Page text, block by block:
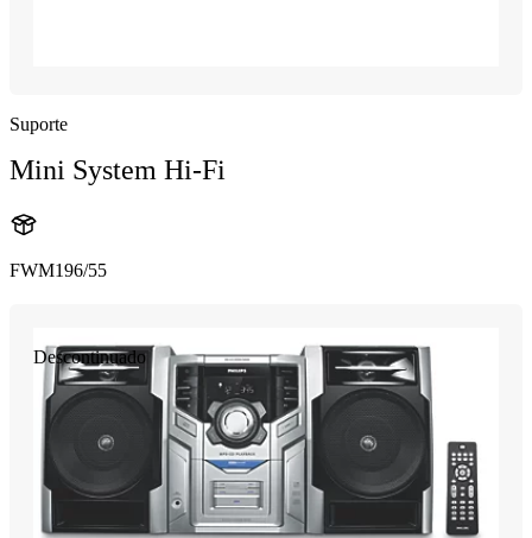
Suporte
Mini System Hi-Fi
FWM196/55
Descontinuado